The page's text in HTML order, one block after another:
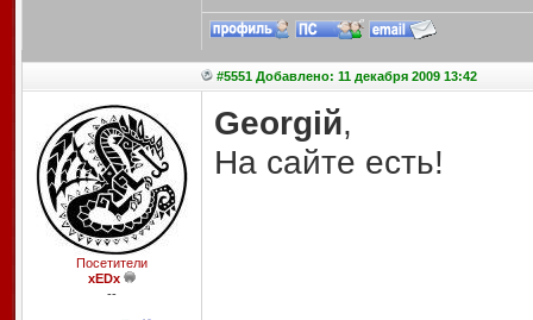
#5551 Добавлено: 11 декабря 2009 13:42
Посетители
xEDx
--
Georgiй,
На сайте есть!